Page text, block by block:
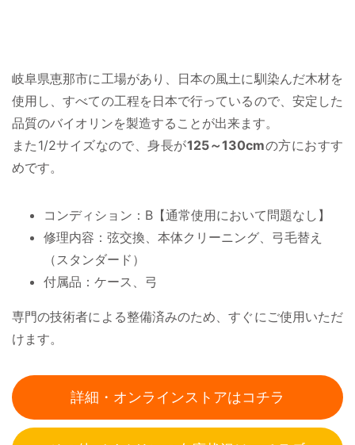
岐阜県恵那市に工場があり、日本の風土に馴染んだ木材を
使用し、すべての工程を日本で行っているので、安定した
品質のバイオリンを製造することが出来ます。
また1/2サイズなので、身長が125～130cmの方におすす
めです。
コンディション：B【通常使用において問題なし】
修理内容：弦交換、本体クリーニング、弓毛替え
（スタンダード）
付属品：ケース、弓
専門の技術者による整備済みのため、すぐにご使用いただ
けます。
詳細・オンラインストアはコチラ